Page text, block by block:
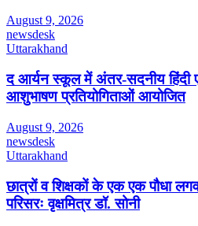
August 9, 2026
newsdesk
Uttarakhand
द आर्यन स्कूल में अंतर-सदनीय हिंदी
आशुभाषण प्रतियोगिताओं आयोजित
August 9, 2026
newsdesk
Uttarakhand
छात्रों व शिक्षकों के एक एक पौधा
परिसरः वृक्षमित्र डॉ. सोनी